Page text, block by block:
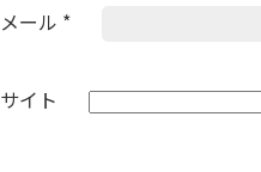
メール *
サイト